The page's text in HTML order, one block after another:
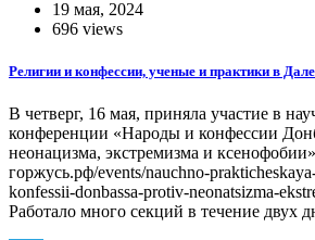
19 мая, 2024
696 views
Религии и конфессии, ученые и практики в
В четверг, 16 мая, приняла участие в
конференции «Народы и конфессии
неонацизма, экстремизма и
горжусь.рф/events/nauchno-
konfessii-donbassa-protiv-neonatsizma-
Работало много секций в течение двух